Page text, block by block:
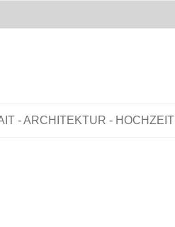
- ARCHITEKTUR - HOCHZEIT